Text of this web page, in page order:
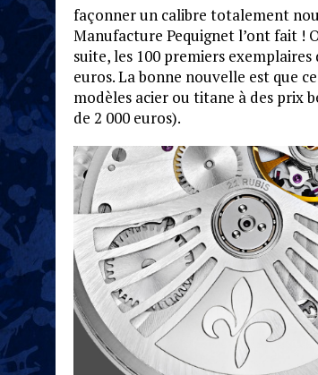
façonner un calibre totalement
Manufacture Pequignet l’ont fait !
suite, les 100 premiers
euros. La bonne nouvelle est que
modèles acier ou titane à des prix
de 2 000 euros).